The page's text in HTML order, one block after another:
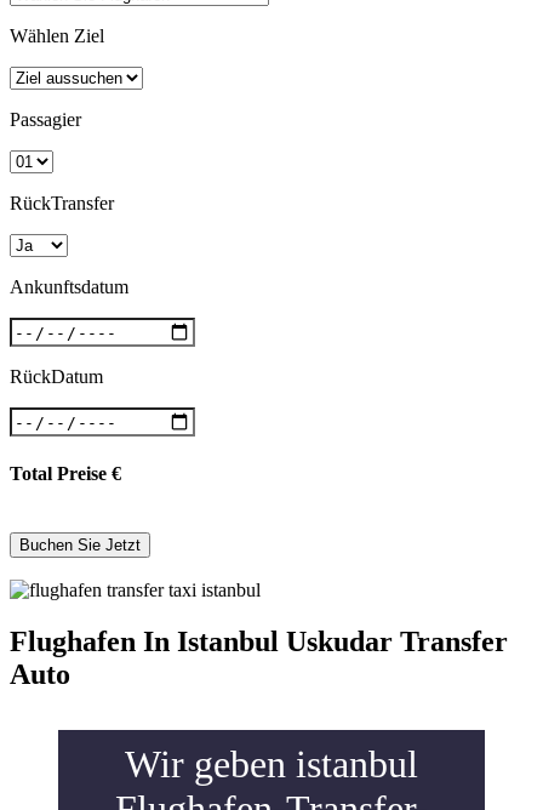
Wählen Ziel
Passagier
RückTransfer
Ankunftsdatum
RückDatum
Total Preise €
Flughafen In Istanbul Uskudar Transfer
Auto
Wir geben istanbul